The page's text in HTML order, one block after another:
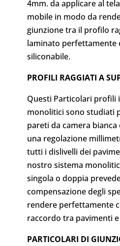
4mm. da applicare al
mobile in modo da
giunzione tra il profilo
laminato perfettamente
siliconabile.
PROFILI RAGGIATI A
Questi Particolari profili
monolitici sono studiati
pareti da camera
una regolazione
tutti i dislivelli dei
nostro sistema
singola o doppia
compensazione degli
rendere perfettamente
raccordo tra pavimenti
PARTICOLARI DI